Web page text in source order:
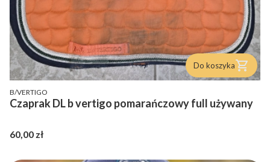
Do koszyka
PRODUCENT
B/VERTIGO
Czaprak DL b vertigo pomarańczowy full używany
Cena
60,00 zł